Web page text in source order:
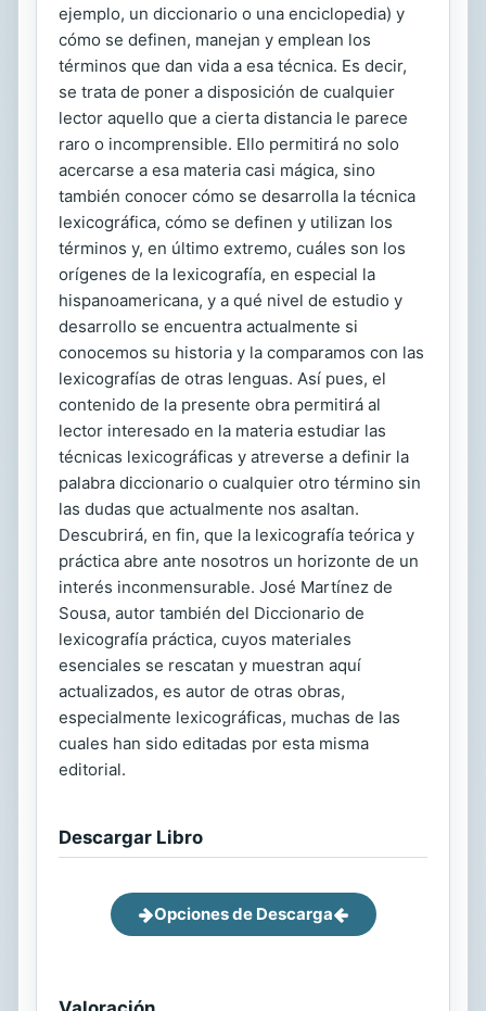
ejemplo, un diccionario o una enciclopedia) y
cómo se definen, manejan y emplean los
términos que dan vida a esa técnica. Es decir,
se trata de poner a disposición de cualquier
lector aquello que a cierta distancia le parece
raro o incomprensible. Ello permitirá no solo
acercarse a esa materia casi mágica, sino
también conocer cómo se desarrolla la técnica
lexicográfica, cómo se definen y utilizan los
términos y, en último extremo, cuáles son los
orígenes de la lexicografía, en especial la
hispanoamericana, y a qué nivel de estudio y
desarrollo se encuentra actualmente si
conocemos su historia y la comparamos con las
lexicografías de otras lenguas. Así pues, el
contenido de la presente obra permitirá al
lector interesado en la materia estudiar las
técnicas lexicográficas y atreverse a definir la
palabra diccionario o cualquier otro término sin
las dudas que actualmente nos asaltan.
Descubrirá, en fin, que la lexicografía teórica y
práctica abre ante nosotros un horizonte de un
interés inconmensurable. José Martínez de
Sousa, autor también del Diccionario de
lexicografía práctica, cuyos materiales
esenciales se rescatan y muestran aquí
actualizados, es autor de otras obras,
especialmente lexicográficas, muchas de las
cuales han sido editadas por esta misma
editorial.
Descargar Libro
Opciones de Descarga